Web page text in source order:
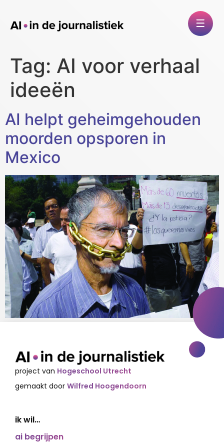
Tag: AI voor verhaal
ideeën
AI helpt geheimgehouden
moorden opsporen in
Mexico
project van Hogeschool Utrecht
gemaakt door Wilfred Hoogendoorn
ik wil…
ai begrijpen